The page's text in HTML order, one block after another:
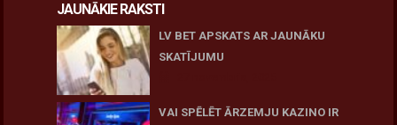
JAUNĀKIE RAKSTI
LV BET APSKATS AR JAUNĀKU
SKATĪJUMU
VAI SPĒLĒT ĀRZEMJU KAZINO IR